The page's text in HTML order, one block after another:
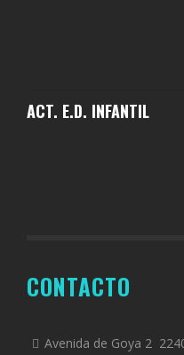
ACT. E.D. INFANTIL
CONTACTO
Avenida de Goya 2